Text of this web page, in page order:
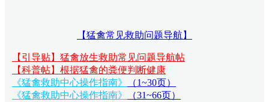
【猛禽常见救助问题导航】
【引导贴】猛禽放生救助常见问题导航帖
【科普帖】根据猛禽的粪便判断健康
《猛禽救助中心操作指南》
（1~30页）
《猛禽救助中心操作指南》
（31~66页）